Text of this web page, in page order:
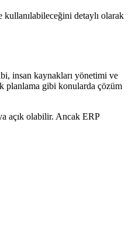
kullanılabileceğini detaylı olarak
insan kaynakları yönetimi ve
planlama gibi konularda çözüm
açık olabilir. Ancak ERP